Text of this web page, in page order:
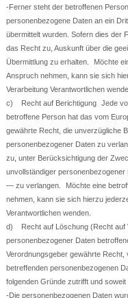
-Ferner steht der betroffenen
personenbezogene Daten an ein
übermittelt wurden. Sofern dies der
das Recht zu, Auskunft über die
Übermittlung zu erhalten. Möchte
Anspruch nehmen, kann sie sich
Verarbeitung Verantwortlichen
c) Recht auf Berichtigung Jede
betroffene Person hat das vom
gewährte Recht, die unverzügliche
personenbezogener Daten zu
zu, unter Berücksichtigung der
unvollständiger
— zu verlangen. Möchte eine
nehmen, kann sie sich hierzu
Verantwortlichen wenden.
d) Recht auf Löschung (Recht auf
personenbezogener Daten
Verordnungsgeber gewährte
betreffenden personenbezogenen
folgenden Gründe zutrifft und
-Die personenbezogenen Daten